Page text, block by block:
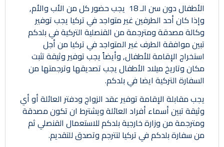
الأطفال دون سن الـ 18 يجب حضور كل من الأب والأم,
وإذا كان أحد الطرفين غير متواجد في تركيا يجب توفير
وكالة مصدقة ومترجمة من القنصلية التركية في بلدكم
تبين موافقة الطرف غير المتواجد في تركيا من أجل
استخراج الإقامة للأطفال, وأيضاً يجب توفير وثيقة تثبت
مكان وتاريخ ميلاد الأطفال يجب تصديقها وترجمتها من
السفارة التركية ايضا في بلدكم.
يجب مقابلة الإقامة توفير عقد الزواج ودفتر العائلة أو أي
وثيقة تبين أسماء أفراد العائلة ويشترط ان تكون مصدقة
ومترجمة من وزارة خارجية بلدكم للاستعمال القنصلي ثم
من سفارة بلدكم في تركيا لتترجم وتصدق للتقديم.